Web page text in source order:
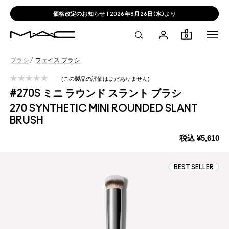
価格改定のお知らせ | 2026年8月26日(水)より
0
ブラシ / フェイス ブラシ
#270S ミニ ラウンド スラント ブラシ
270 SYNTHETIC MINI ROUNDED SLANT
BRUSH
税込 ¥5,610
この製品の評価はまだありません
BEST SELLER